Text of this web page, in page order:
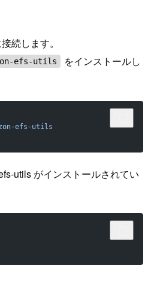
続します。
efs-utils
をインストールし
efs-utils
utils がインストールされてい